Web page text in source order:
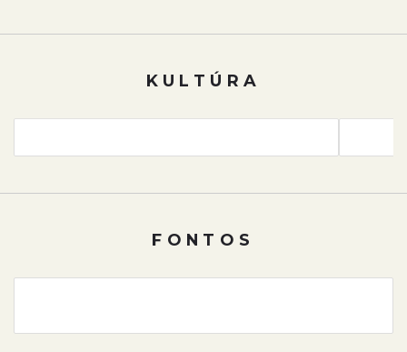
KULTÚRA
FONTOS